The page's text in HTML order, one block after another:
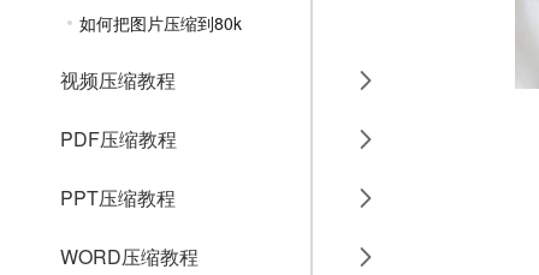
如何把图片压缩到80k
视频压缩教程
PDF压缩教程
PPT压缩教程
WORD压缩教程